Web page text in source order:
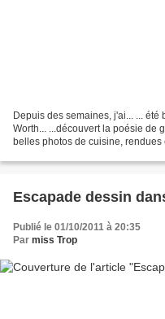
Depuis des semaines, j'ai... ...
Worth... ...découvert la poésie de
belles photos de cuisine,
Escapade dessin
Publié le 01/10/2011 à 20:35
Par miss Trop